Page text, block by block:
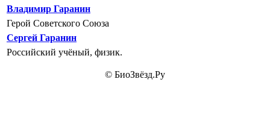
Владимир Гаранин
Герой Советского Союза
Сергей Гаранин
Российский учёный, физик.
© БиоЗвёзд.Ру